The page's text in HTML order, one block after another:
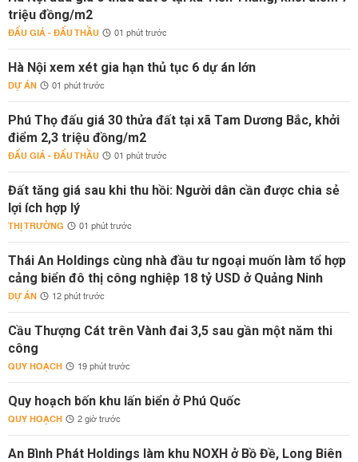
triệu đồng/m2
ĐẤU GIÁ - ĐẤU THẦU 01 phút trước
Hà Nội xem xét gia hạn thủ tục 6 dự án lớn
DỰ ÁN 01 phút trước
Phú Thọ đấu giá 30 thửa đất tại xã Tam Dương Bắc, khởi
điểm 2,3 triệu đồng/m2
ĐẤU GIÁ - ĐẤU THẦU 01 phút trước
Đất tăng giá sau khi thu hồi: Người dân cần được chia sẻ
lợi ích hợp lý
THỊ TRƯỜNG 01 phút trước
Thái An Holdings cùng nhà đầu tư ngoại muốn làm tổ hợp
cảng biển đô thị công nghiệp 18 tỷ USD ở Quảng Ninh
DỰ ÁN 12 phút trước
Cầu Thượng Cát trên Vành đai 3,5 sau gần một năm thi
công
QUY HOẠCH 19 phút trước
Quy hoạch bốn khu lấn biển ở Phú Quốc
QUY HOẠCH 2 giờ trước
An Bình Phát Holdings làm khu NOXH ở Bồ Đề, Long Biên